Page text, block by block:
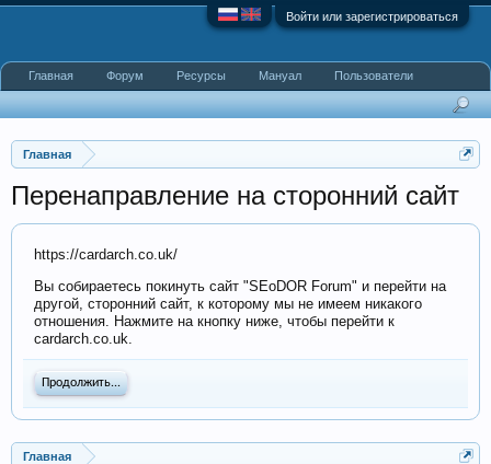
Войти или зарегистрироваться
Главная
Перенаправление на сторонний сайт
https://cardarch.co.uk/
Вы собираетесь покинуть сайт "SEoDOR Forum" и перейти на
другой, сторонний сайт, к которому мы не имеем никакого
отношения. Нажмите на кнопку ниже, чтобы перейти к
cardarch.co.uk.
Продолжить...
Главная
Главная Форум Ресурсы Мануал Пользователи